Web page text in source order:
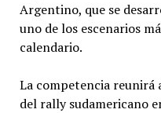
Argentino, que se
uno de los escenarios
calendario.
La competencia reunirá
del rally sudamericano